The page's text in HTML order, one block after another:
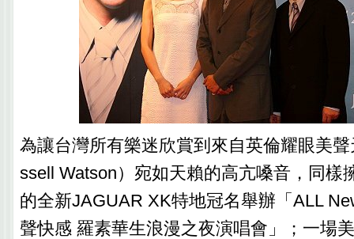
為讓台灣所有樂迷欣賞到來自英倫耀眼美
ssell Watson）宛如天賴的高亢嗓音，同樣
的全新JAGUAR XK特地冠名舉辦「ALL
聲快感 羅素華生浪漫之夜演唱會」；一場